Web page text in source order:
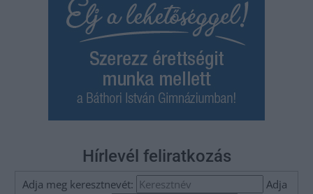
Hírlevél feliratkozás
Adja meg keresztnevét:
Adja